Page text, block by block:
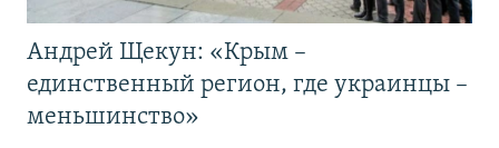
Андрей Щекун: «Крым –
единственный регион, где украинцы –
меньшинство»